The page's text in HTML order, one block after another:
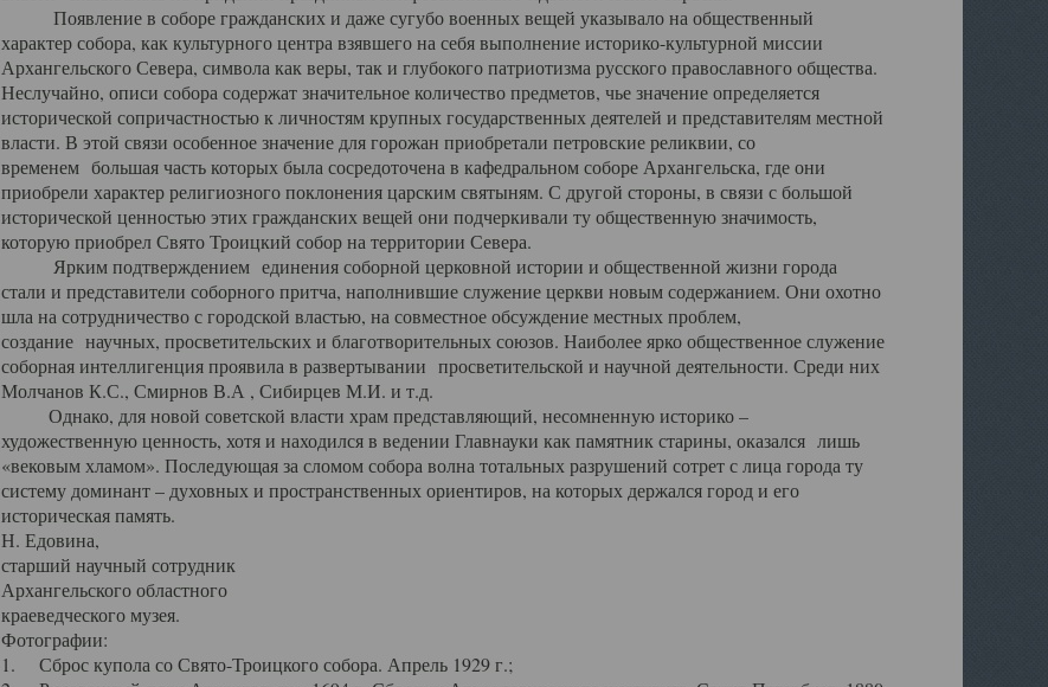
Появление в соборе гражданских и даже сугубо военных вещей указывало на общественный
характер собора, как культурного центра взявшего на себя выполнение историко-культурной миссии
Архангельского Севера, символа как веры, так и глубокого патриотизма русского православного общества.
Неслучайно, описи собора содержат значительное количество предметов, чье значение определяется
исторической сопричастностью к личностям крупных государственных деятелей и представителям местной
власти. В этой связи особенное значение для горожан приобретали петровские реликвии, со
временем большая часть которых была сосредоточена в кафедральном соборе Архангельска, где они
приобрели характер религиозного поклонения царским святыням. С другой стороны, в связи с большой
исторической ценностью этих гражданских вещей они подчеркивали ту общественную значимость,
которую приобрел Свято Троицкий собор на территории Севера.
Ярким подтверждением единения соборной церковной истории и общественной жизни города
стали и представители соборного притча, наполнившие служение церкви новым содержанием. Они охотно
шла на сотрудничество с городской властью, на совместное обсуждение местных проблем,
создание научных, просветительских и благотворительных союзов. Наиболее ярко общественное служение
соборная интеллигенция проявила в развертывании просветительской и научной деятельности. Среди них
Молчанов К.С., Смирнов В.А , Сибирцев М.И. и т.д.
Однако, для новой советской власти храм представляющий, несомненную историко –
художественную ценность, хотя и находился в ведении Главнауки как памятник старины, оказался лишь
«вековым хламом». Последующая за сломом собора волна тотальных разрушений сотрет с лица города ту
систему доминант – духовных и пространственных ориентиров, на которых держался город и его
историческая память.
Н. Едовина,
старший научный сотрудник
Архангельского областного
краеведческого музея.
Фотографии:
1. Сброс купола со Свято-Троицкого собора. Апрель 1929 г.;